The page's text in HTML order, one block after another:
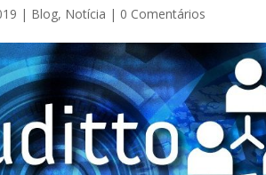
| Blog, Notícia | 0 Comentários